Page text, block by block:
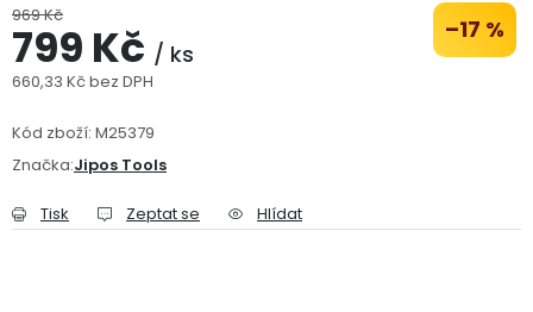
Doprava a platba Kontakt
Reklamační formulář
Obchodní podmínky Reklamační řád
969 Kč –17 %
799 Kč / ks
660,33 Kč bez DPH
Kód zboží: M25379
Značka:Jipos Tools
Tisk Zeptat se Hlídat